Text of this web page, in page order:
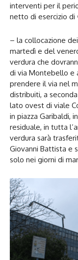
interventi per il
netto di esercizio di
– la collocazione
martedì e del
verdura che
di via Montebello e
prendere il via nel
distribuiti, a
lato ovest di viale
in piazza Garibaldi,
residuale, in tutta
verdura sarà
Giovanni Battista e
solo nei giorni di